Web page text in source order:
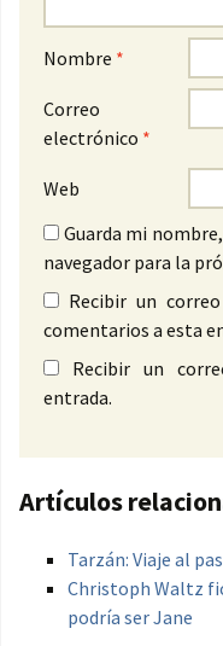
Nombre *
Correo
electrónico *
Web
Guarda mi
navegador para la
Recibir un
comentarios a esta
Recibir un
entrada.
Artículos
Tarzán: Viaje al
Christoph Waltz
podría ser Jane